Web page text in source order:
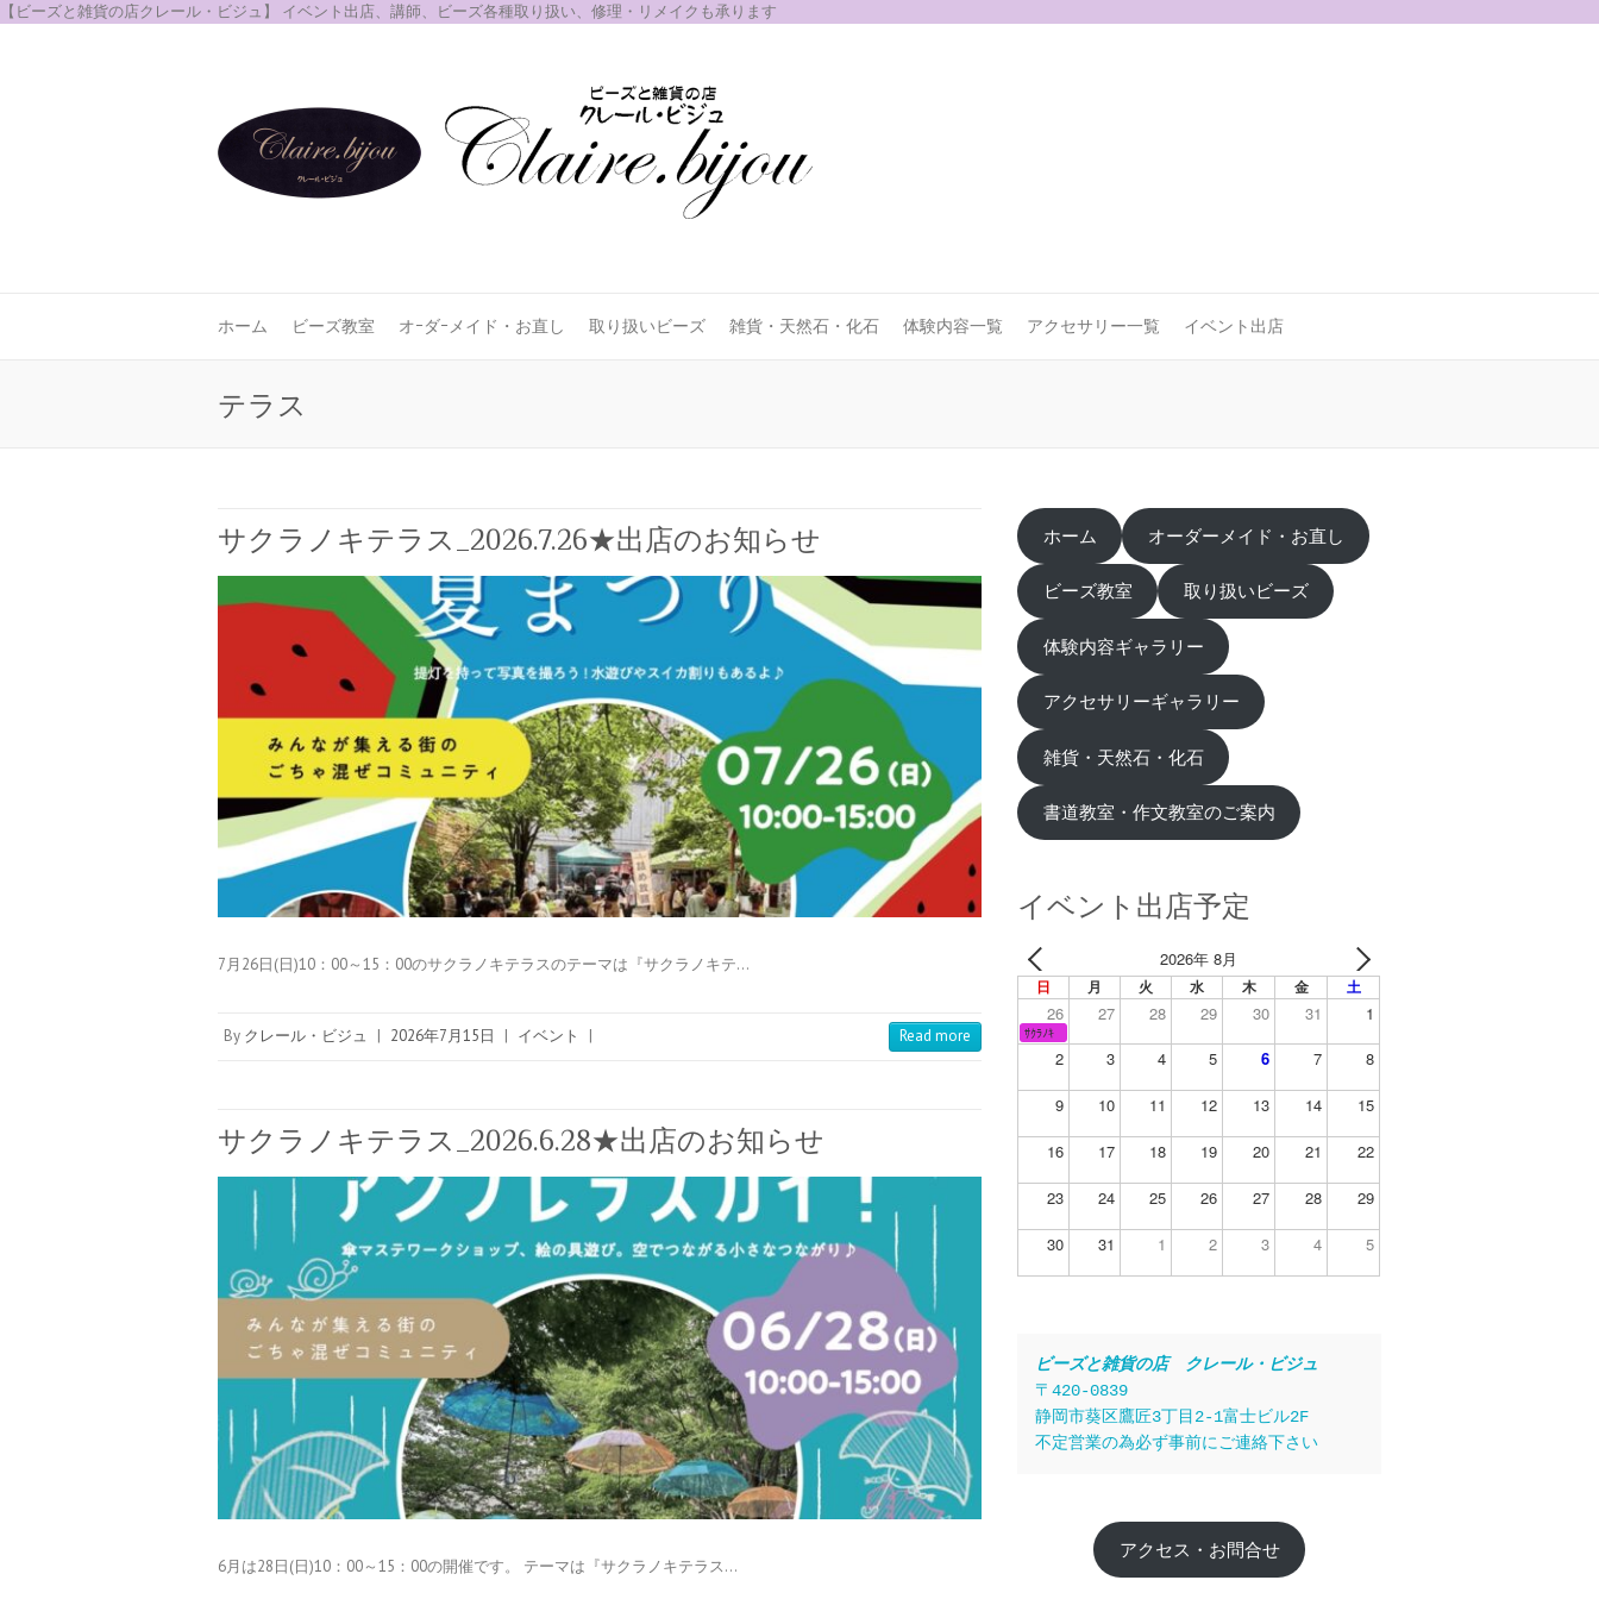
【ビーズと雑貨の店クレール・ビジュ】 イベント出店、講師、ビーズ各種取り扱い、修理・リメイクも承ります
ホーム ビーズ教室 オｰダｰメイド・お直し 取り扱いビーズ 雑貨・天然石・化石 体験内容一覧 アクセサリー一覧 イベント出店
テラス
サクラノキテラス_2026.7.26★出店のお知らせ
7月26日(日)10：00～15：00のサクラノキテラスのテーマは『サクラノキテ…
By クレール・ビジュ | 2026年7月15日 | イベント | Read more
サクラノキテラス_2026.6.28★出店のお知らせ
6月は28日(日)10：00～15：00の開催です。 テーマは『サクラノキテラス…
ホーム オーダーメイド・お直し
ビーズ教室 取り扱いビーズ
体験内容ギャラリー
アクセサリーギャラリー
雑貨・天然石・化石
書道教室・作文教室のご案内
イベント出店予定
2026年 8月
日 月 火 水 木 金 土
26 27 28 29 30 31 1
ｻｸﾗﾉｷ
2 3 4 5 6 7 8
9 10 11 12 13 14 15
16 17 18 19 20 21 22
23 24 25 26 27 28 29
30 31 1 2 3 4 5
ビーズと雑貨の店　クレール・ビジュ
〒420-0839
静岡市葵区鷹匠3丁目2-1富士ビル2F
不定営業の為必ず事前にご連絡下さい
アクセス・お問合せ